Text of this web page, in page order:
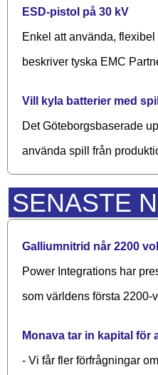
ESD-pistol på 30 kV
Enkel att använda,
beskriver tyska EMC
Vill kyla batterier med
Det Göteborgsbaserade
använda spill från
SENASTE
Galliumnitrid når 2200
Power Integrations har
som världens första 2200-
Monava tar in kapital för
- Vi får fler förfrågningar